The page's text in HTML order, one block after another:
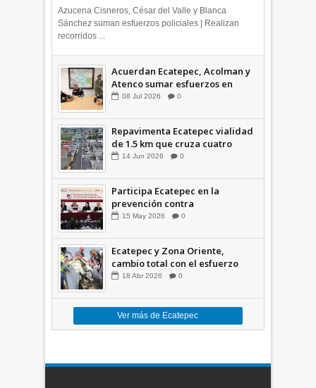
Azucena Cisneros, César del Valle y Blanca
Sánchez suman esfuerzos policiales | Realizan
recorridos ...
Acuerdan Ecatepec, Acolman y
Atenco sumar esfuerzos en
seguridad
08 Jul 2026 0
Repavimenta Ecatepec vialidad
de 1.5 km que cruza cuatro
comunidades +Video
14 Jun 2026 0
Participa Ecatepec en la
prevención contra
inundaciones en el Valle de
15 May 2026 0
Ecatepec y Zona Oriente,
cambio total con el esfuerzo
conjunto: Azucena; retiran 21
18 Abr 2026 0
Ver más de Ecatepec